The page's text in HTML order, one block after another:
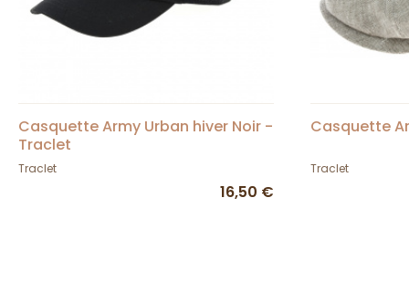
Casquette Army Urban hiver Noir -
Traclet
Traclet
16,50 €
Casquette
Traclet